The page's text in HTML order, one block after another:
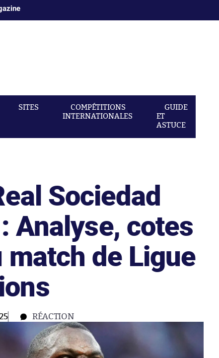
SITES
COMPÉTITIONS
INTERNATIONALES
GUIDE
ET
ASTUCE
Sociedad
Analyse, cotes
de Ligue
RÉACTION